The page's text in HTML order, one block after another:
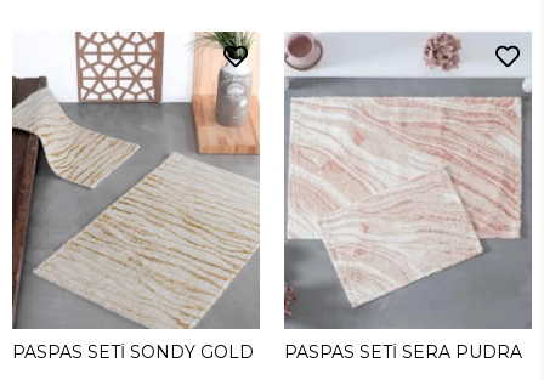
PASPAS SETİ SONDY GOLD PASPAS SETİ SERA PUDRA